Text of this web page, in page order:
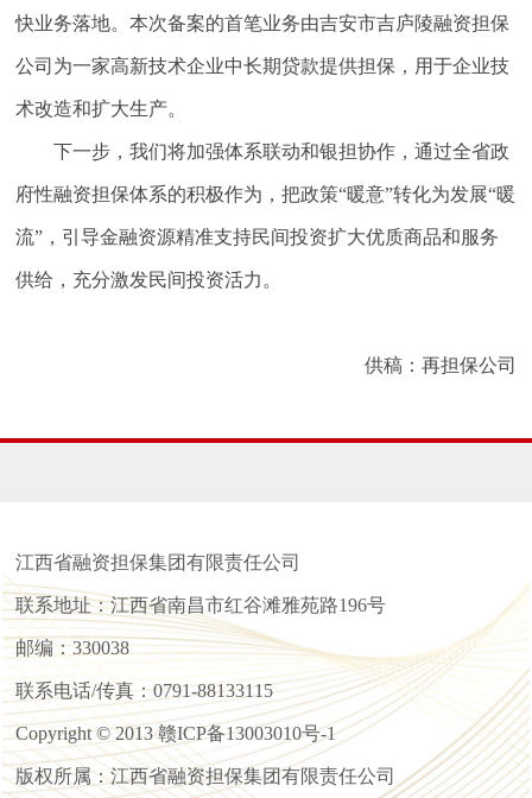
快业务落地。本次备案的首笔业务由吉安市吉庐陵融资担保
公司为一家高新技术企业中长期贷款提供担保，用于企业技
术改造和扩大生产。
下一步，我们将加强体系联动和银担协作，通过全省政
府性融资担保体系的积极作为，把政策“暖意”转化为发展“暖
流”，引导金融资源精准支持民间投资扩大优质商品和服务
供给，充分激发民间投资活力。
供稿：再担保公司
江西省融资担保集团有限责任公司
联系地址：江西省南昌市红谷滩雅苑路196号
邮编：330038
联系电话/传真：0791-88133115
Copyright © 2013 赣ICP备13003010号-1
版权所属：江西省融资担保集团有限责任公司